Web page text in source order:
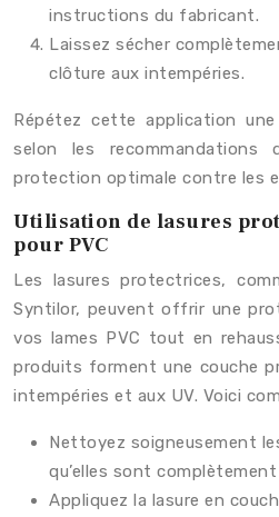
instructions du fabricant.
Laissez sécher
clôture aux intempéries.
Répétez cette application
selon les
protection optimale contre les
Utilisation de lasures
pour PVC
Les lasures protectrices,
Syntilor, peuvent offrir une
vos lames PVC tout en
produits forment une couche
intempéries et aux UV. Voici
Nettoyez soigneusement
qu’elles sont
Appliquez la lasure en